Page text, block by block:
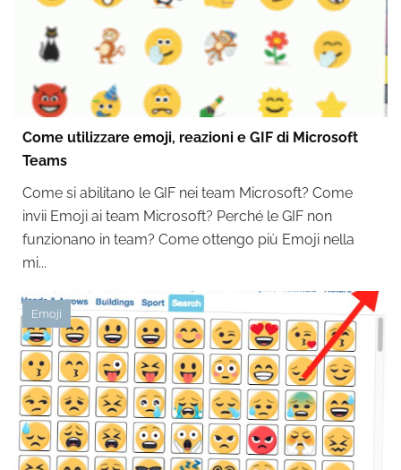
Come utilizzare emoji, reazioni e GIF di Microsoft
Teams
Come si abilitano le GIF nei team Microsoft? Come
invii Emoji ai team Microsoft? Perché le GIF non
funzionano in team? Come ottengo più Emoji nella
mi...
Emoji